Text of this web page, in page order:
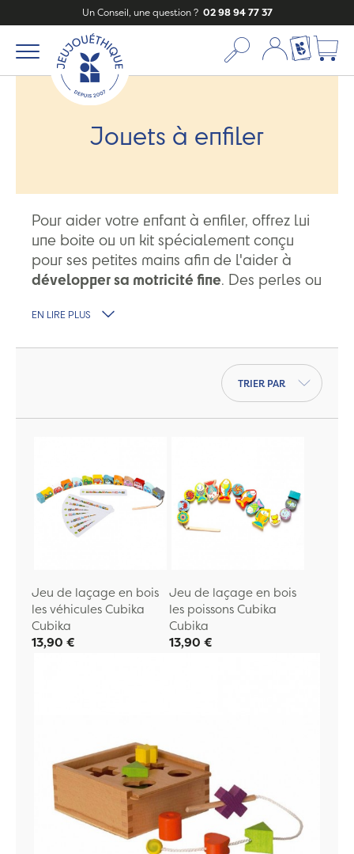
Un Conseil, une question ? 02 98 94 77 37
Mon compte
Ma liste
Jouets à enfiler
Pour aider votre enfant à enfiler, offrez lui
une boite ou un kit spécialement conçu
pour ses petites mains afin de l'aider à
développer sa motricité fine. Des perles ou
couleurs.
EN LIRE PLUS
Trier par
Jeu de laçage en bois
les véhicules Cubika
Cubika
13,90 €
Jeu de laçage en bois
les poissons Cubika
Cubika
13,90 €